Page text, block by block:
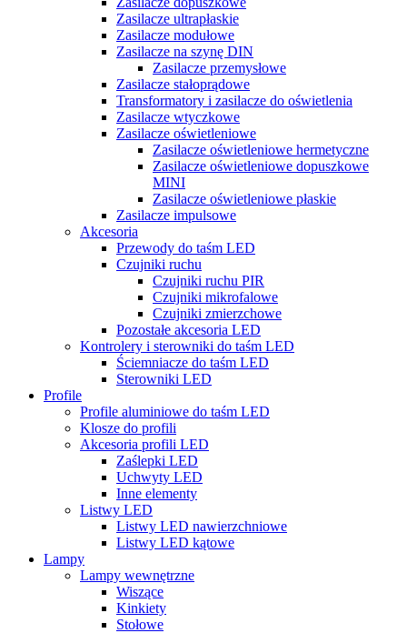
Zasilacze ultrapłaskie
Zasilacze modułowe
Zasilacze na szynę DIN
Zasilacze przemysłowe
Zasilacze stałoprądowe
Transformatory i zasilacze do oświetlenia
Zasilacze wtyczkowe
Zasilacze oświetleniowe
Zasilacze oświetleniowe hermetyczne
Zasilacze oświetleniowe dopuszkowe
MINI
Zasilacze oświetleniowe płaskie
Zasilacze impulsowe
Akcesoria
Przewody do taśm LED
Czujniki ruchu
Czujniki ruchu PIR
Czujniki mikrofalowe
Czujniki zmierzchowe
Pozostałe akcesoria LED
Kontrolery i sterowniki do taśm LED
Ściemniacze do taśm LED
Sterowniki LED
Profile
Profile aluminiowe do taśm LED
Klosze do profili
Akcesoria profili LED
Zaślepki LED
Uchwyty LED
Inne elementy
Listwy LED
Listwy LED nawierzchniowe
Listwy LED kątowe
Lampy
Lampy wewnętrzne
Wiszące
Kinkiety
Stołowe